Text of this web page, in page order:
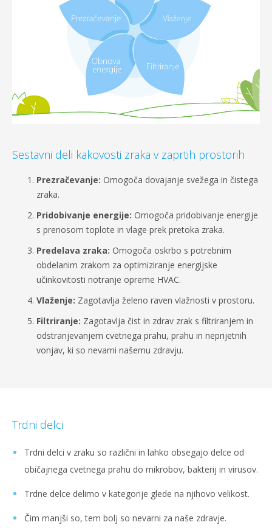
Sestavni deli kakovosti zraka v zaprtih prostorih
Prezračevanje: Omogoča dovajanje svežega in čistega
zraka.
Pridobivanje energije: Omogoča pridobivanje energije
s prenosom toplote in vlage prek pretoka zraka.
Predelava zraka: Omogoča oskrbo s potrebnim
obdelanim zrakom za optimiziranje energijske
učinkovitosti notranje opreme HVAC.
Vlaženje: Zagotavlja želeno raven vlažnosti v prostoru.
Filtriranje: Zagotavlja čist in zdrav zrak s filtriranjem in
odstranjevanjem cvetnega prahu, prahu in neprijetnih
vonjav, ki so nevarni našemu zdravju.
Trdni delci
Trdni delci v zraku so različni in lahko obsegajo delce od
običajnega cvetnega prahu do mikrobov, bakterij in virusov.
Trdne delce delimo v kategorije glede na njihovo velikost.
Čim manjši so, tem bolj so nevarni za naše zdravje.